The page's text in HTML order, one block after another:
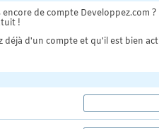
encore de compte Developpez.com ?
!
déjà d'un compte et qu'il est bien